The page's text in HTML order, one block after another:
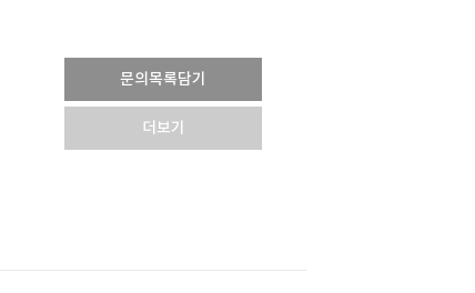
문의목록담기
더보기